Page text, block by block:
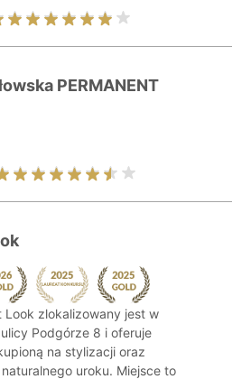
PERMANENT
Look zlokalizowany jest w
Podgórze 8 i oferuje
na stylizacji oraz
uroku. Miejsce to